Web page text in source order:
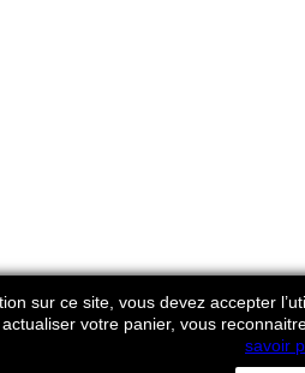
sur ce site, vous devez accepter
votre panier, vous
savoir